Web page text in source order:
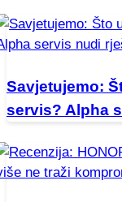
Savjetujemo:
servis? Alpha